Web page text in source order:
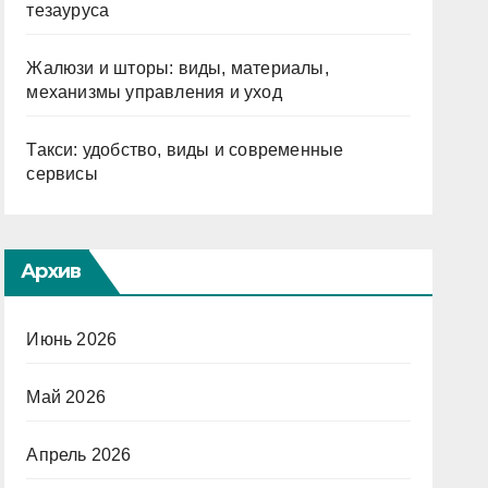
тезауруса
Жалюзи и шторы: виды, материалы,
механизмы управления и уход
Такси: удобство, виды и современные
сервисы
Архив
Июнь 2026
Май 2026
Апрель 2026